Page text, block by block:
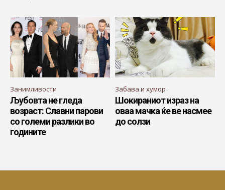
Занимливости
Љубовта не гледа
возраст: Славни парови
со големи разлики во
годините
Забава и хумор
Шокираниот израз на
оваа мачка ќе ве насмее
до солзи